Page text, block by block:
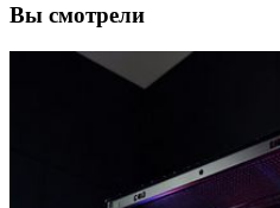
Вы смотрели